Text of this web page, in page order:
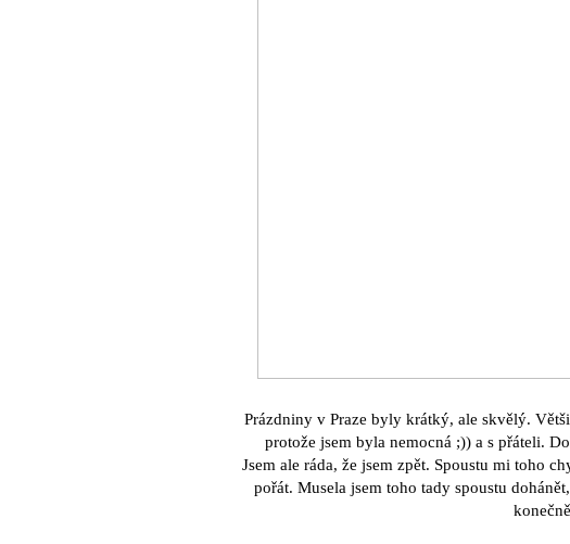
Prázdniny v Praze byly krátký, ale skvělý. Větš
protože jsem byla nemocná ;)) a s přáteli.
Jsem ale ráda, že jsem zpět. Spoustu mi toho
pořát. Musela jsem toho tady spoustu doháně
konečně